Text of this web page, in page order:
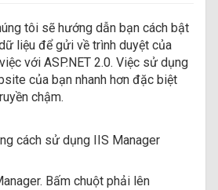
tôi sẽ hướng dẫn bạn cách bật
liệu để gửi về trình duyệt của
với ASP.NET 2.0. Việc sử dụng
của bạn nhanh hơn đặc biệt
chậm.
cách sử dụng IIS Manager
Bấm chuột phải lên